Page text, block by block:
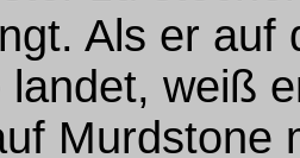
Als er
landet, weiß
Murdstone